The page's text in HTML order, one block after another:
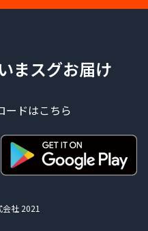
まスグお届け
ードはこちら
社 2021